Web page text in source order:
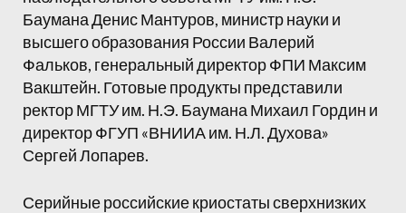
Баумана Денис Мантуров, министр науки и
высшего образования России Валерий
Фальков, генеральный директор ФПИ Максим
Вакштейн. Готовые продукты представили
ректор МГТУ им. Н.Э. Баумана Михаил Гордин и
директор ФГУП «ВНИИА им. Н.Л. Духова»
Сергей Лопарев.
Серийные российские криостаты сверхнизких